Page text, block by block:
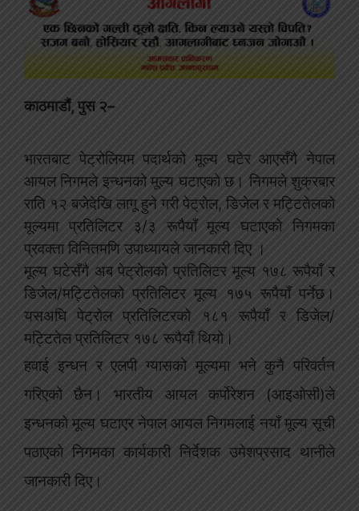
काठमाडौं, पुस २–
भारतबाट पेट्रोलियम पदार्थको मूल्य घटेर आएसँगै नेपाल
आयल निगमले इन्धनको मूल्य घटाएको छ। निगमले शुक्रबार
राति १२ बजेदेखि लागू हुने गरी पेट्रोल, डिजेल र मट्टितेलको
मूल्यमा प्रतिलिटर ३/३ रूपैयाँ मूल्य घटाएको निगमका
प्रवक्ता विनितमणि उपाध्यायले जानकारी दिए ।
मूल्य घटेसँगै अब पेट्रोलको प्रतिलिटर मूल्य १७८ रूपैयाँ र
डिजेल/मट्टितेलको प्रतिलिटर मूल्य १७५ रूपैयाँ पर्नेछ।
यसअघि पेट्रोल प्रतिलिटरको १८१ रूपैयाँ र डिजेल/
मट्टितेल प्रतिलिटर १७८ रूपैयाँ थियो।
हवाई इन्धन र एलपी ग्यासको मूल्यमा भने कुनै परिवर्तन
गरिएको छैन। भारतीय आयल कर्पोरेशन (आइओसी)ले
इन्धनको मूल्य घटाएर नेपाल आयल निगमलाई नयाँ मूल्य सूची
पठाएको निगमका कार्यकारी निर्देशक उमेशप्रसाद थानीले
जानकारी दिए।